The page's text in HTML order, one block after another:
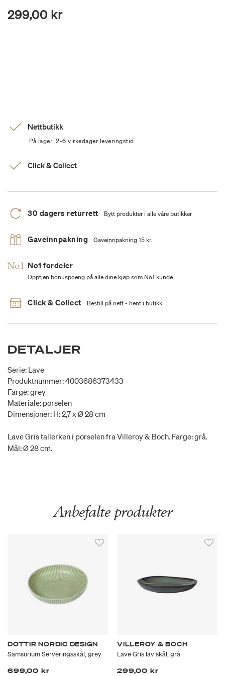
299,00 kr
Nettbutikk
På lager: 2-6 virkedager leveringstid
Click & Collect
30 dagers returrett Bytt produkter i alle våre butikker
Gaveinnpakning Gaveinnpakning 15 kr.
No1 fordeler
Opptjen bonuspoeng på alle dine kjøp som No1 kunde
Click & Collect Bestill på nett - hent i butikk
DETALJER
Serie: Lave
Produktnummer: 4003686373433
Farge: grey
Materiale: porselen
Dimensjoner: H: 2,7 x Ø 28 cm
Lave Gris tallerken i porselen fra Villeroy & Boch. Farge: grå.
Mål: Ø 28 cm.
Anbefalte produkter
DOTTIR NORDIC DESIGN
Samsurium Serveringsskål, grey
699,00 kr
VILLEROY & BOCH
Lave Gris lav skål, grå
299,00 kr